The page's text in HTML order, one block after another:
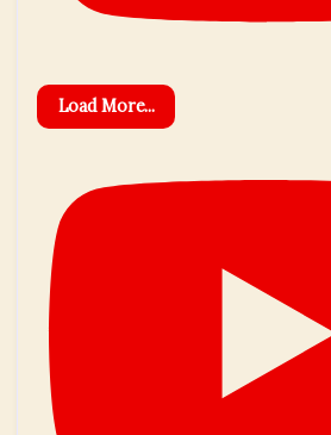
Load More...